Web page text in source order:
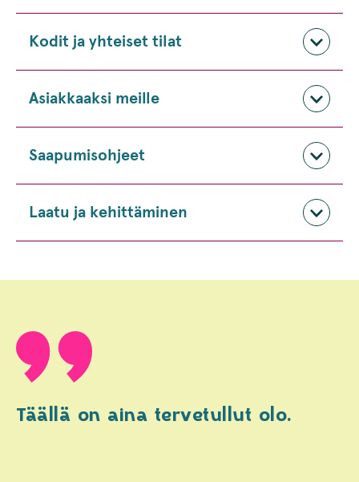
Kodit ja yhteiset tilat
Asiakkaaksi meille
Saapumisohjeet
Laatu ja kehittäminen
Täällä on aina tervetullut olo.